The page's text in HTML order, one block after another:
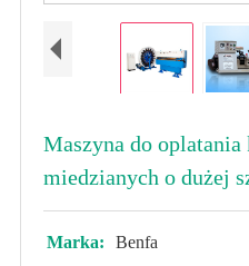
Maszyna do
miedzianych o dużej
Marka:
Benfa